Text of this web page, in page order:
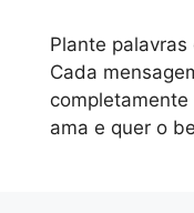
Plante
Cada
ama e quer o